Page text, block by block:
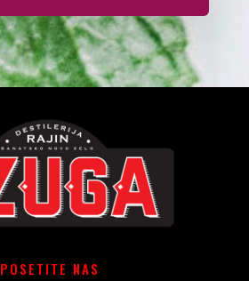
POSETITE NAS